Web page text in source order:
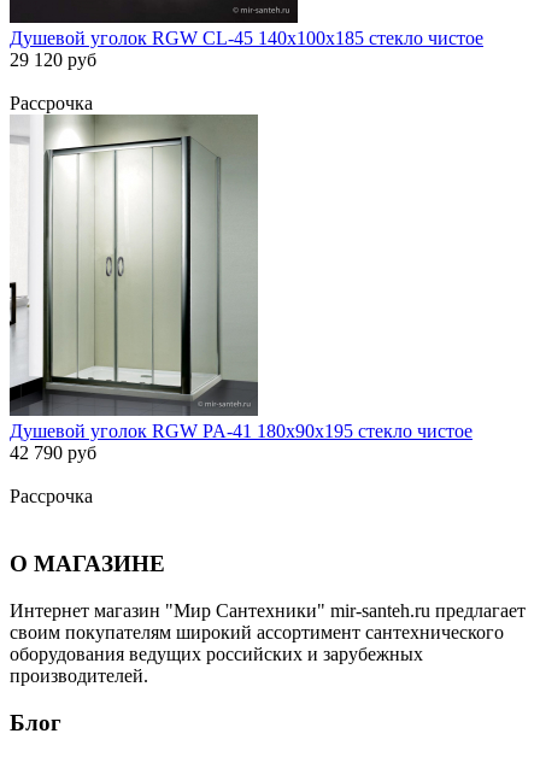
Душевой уголок RGW CL-45 140х100х185 стекло чистое
29 120 руб
Рассрочка
Душевой уголок RGW PA-41 180х90х195 стекло чистое
42 790 руб
Рассрочка
О МАГАЗИНЕ
Интернет магазин "Мир Сантехники" mir-santeh.ru предлагает
своим покупателям широкий ассортимент сантехнического
оборудования ведущих российских и зарубежных
производителей.
Блог